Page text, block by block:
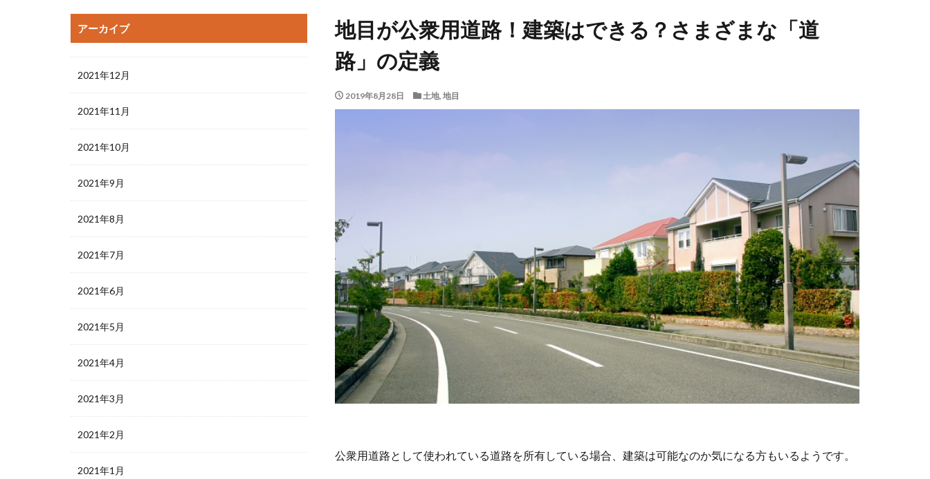
地目が公衆用道路！建築はできる？さまざまな「道
路」の定義
2019年8月28日 土地, 地目
公衆用道路として使われている道路を所有している場合、建築は可能なのか気になる方もいるようです。
アーカイブ
2021年12月
2021年11月
2021年10月
2021年9月
2021年8月
2021年7月
2021年6月
2021年5月
2021年4月
2021年3月
2021年2月
2021年1月